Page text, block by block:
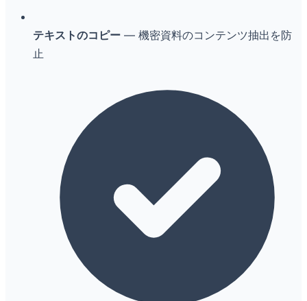
テキストのコピー — 機密資料のコンテンツ抽出を防
止